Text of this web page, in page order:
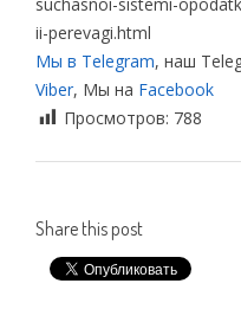
ii-perevagi.html
Мы в Telegram, наш
Viber, Мы на Facebook
Просмотров: 788
Share this post